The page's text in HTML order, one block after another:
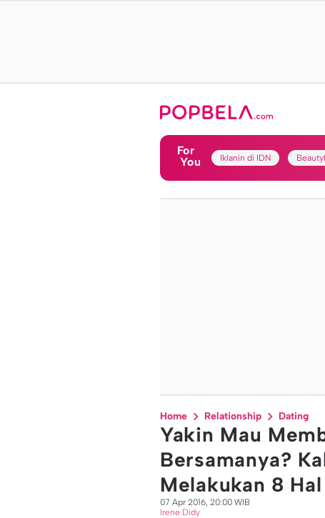
For
You
Iklanin di IDN
Home Relationship Dating
Yakin Mau
Bersamanya?
Melakukan 8
07 Apr 2016, 20:00 WIB
Irene Didy